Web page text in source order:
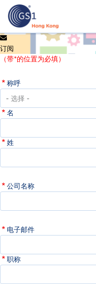
主
要
内
Header
Top
Menu
订阅
（带*的位置为必填）
称呼
名
姓
公司名称
电子邮件
职称